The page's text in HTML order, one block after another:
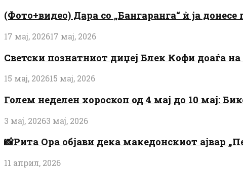
(Фото+видео) Дара со „Бангаранга“ ѝ ја
17 мај, 202617 мај, 2026
Светски познатниот диџеј Блек Кофи доаѓа на
15 мај, 202615 мај, 2026
Голем неделен хороскоп од 4 мај до 10 мај:
3 мај, 20263 мај, 2026
📸Рита Ора објави дека македонскиот ајвар
11 април, 2026